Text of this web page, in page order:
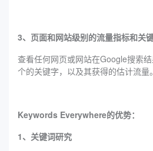
3、页面和网站级别的流量指标和关
查看任何网页或网站在Google搜索
个的关键字，以及其获得的估计流量。
Keywords Everywhere的优势：
1、关键词研究